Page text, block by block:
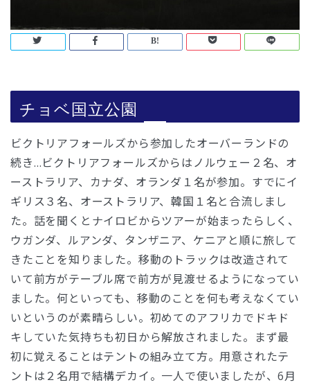
チョベ国立公園
ビクトリアフォールズから参加したオーバーランドの
続き…ビクトリアフォールズからはノルウェー２名、オ
ーストラリア、カナダ、オランダ１名が参加。すでにイ
ギリス３名、オーストラリア、韓国１名と合流しまし
た。話を聞くとナイロビからツアーが始まったらしく、
ウガンダ、ルアンダ、タンザニア、ケニアと順に旅して
きたことを知りました。移動のトラックは改造されて
いて前方がテーブル席で前方が見渡せるようになってい
ました。何といっても、移動のことを何も考えなくてい
いというのが素晴らしい。初めてのアフリカでドキド
キしていた気持ちも初日から解放されました。まず最
初に覚えることはテントの組み立て方。用意されたテ
ントは２名用で結構デカイ。一人で使いましたが、6月